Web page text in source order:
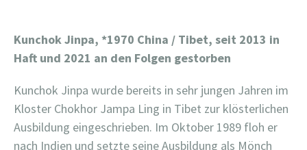
Kunchok Jinpa, *1970 China / Tibet, seit 2013 in
Haft und 2021 an den Folgen gestorben
Kunchok Jinpa wurde bereits in sehr jungen Jahren im
Kloster Chokhor Jampa Ling in Tibet zur klösterlichen
Ausbildung eingeschrieben. Im Oktober 1989 floh er
nach Indien und setzte seine Ausbildung als Mönch